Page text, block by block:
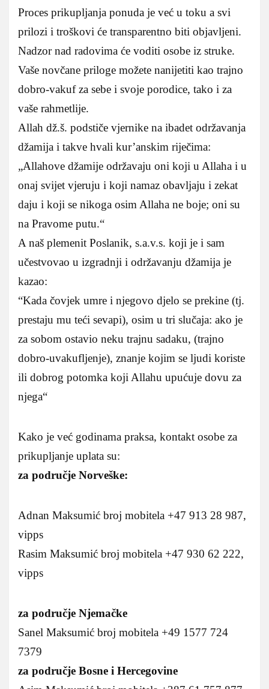
Proces prikupljanja ponuda je već u toku a svi
prilozi i troškovi će transparentno biti objavljeni.
Nadzor nad radovima će voditi osobe iz struke.
Vaše novčane priloge možete nanijetiti kao trajno
dobro-vakuf za sebe i svoje porodice, tako i za
vaše rahmetlije.
Allah dž.š. podstiče vjernike na ibadet održavanja
džamija i takve hvali kur’anskim riječima:
„Allahove džamije održavaju oni koji u Allaha i u
onaj svijet vjeruju i koji namaz obavljaju i zekat
daju i koji se nikoga osim Allaha ne boje; oni su
na Pravome putu.“
A naš plemenit Poslanik, s.a.v.s. koji je i sam
učestvovao u izgradnji i održavanju džamija je
kazao:
“Kada čovjek umre i njegovo djelo se prekine (tj.
prestaju mu teći sevapi), osim u tri slučaja: ako je
za sobom ostavio neku trajnu sadaku, (trajno
dobro-uvakufljenje), znanje kojim se ljudi koriste
ili dobrog potomka koji Allahu upućuje dovu za
njega“
Kako je već godinama praksa, kontakt osobe za
prikupljanje uplata su:
za područje Norveške:
Adnan Maksumić broj mobitela +47 913 28 987,
vipps
Rasim Maksumić broj mobitela +47 930 62 222,
vipps
za područje Njemačke
Sanel Maksumić broj mobitela +49 1577 724
7379
za područje Bosne i Hercegovine